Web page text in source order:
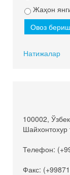
Жаҳон
Натижалар
100002,
Шайхонтохур
Телефон:
Факс: